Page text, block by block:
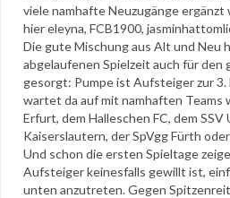
viele namhafte Neuzugänge
hier eleyna, FCB1900,
Die gute Mischung aus Alt und Neu
abgelaufenen Spielzeit auch für
gesorgt: Pumpe ist Aufsteiger zur 3.
wartet da auf mit namhaften Teams
Erfurt, dem Halleschen FC, dem SSV
Kaiserslautern, der SpVgg Fürth
Und schon die ersten Spieltage
Aufsteiger keinesfalls gewillt ist,
unten anzutreten. Gegen